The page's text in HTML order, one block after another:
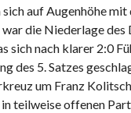
sich auf Augenhöhe
die Niederlage des
sich nach klarer 2:0
des 5. Satzes
um Franz
teilweise offenen